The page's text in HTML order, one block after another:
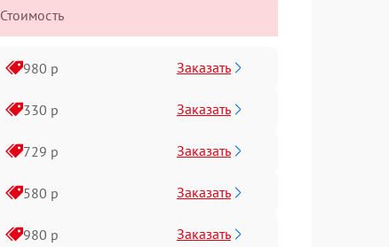
Стоимость
980 р Заказать
330 р Заказать
729 р Заказать
580 р Заказать
980 р Заказать